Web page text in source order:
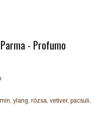
- Profumo
ylang, rózsa, vetiver, pacsuli,